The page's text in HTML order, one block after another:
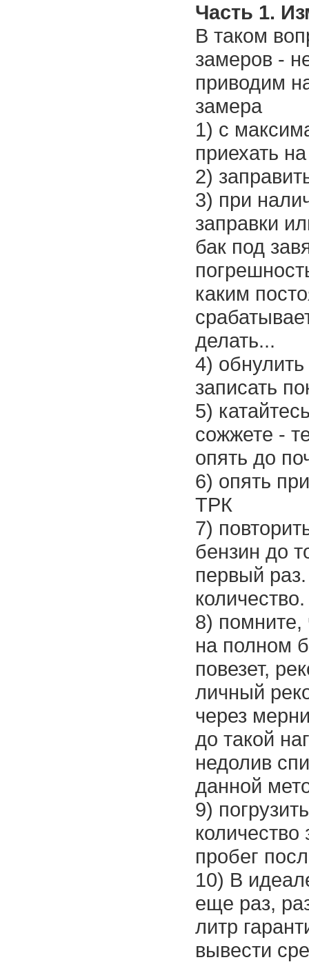
Часть 1.
В таком
замеров -
приводим
замера
1) с
приехать
2)
3) при
заправки
бак под
каким
делать...
4) обнулить
записать
5)
сожжете -
опять до
6) опять
ТРК
7)
бензин до
первый
количество.
8)
на полном
повезет,
личный
через
до такой
недолив
данной
9)
количество
пробег
10) В
еще раз,
литр
вывести